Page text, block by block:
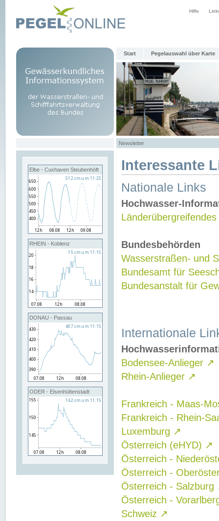
Hilfe
Start Pegelauswahl über Karte
Newsletter
Elbe - Cuxhaven Steubenhöft
RHEIN - Koblenz
DONAU - Passau
ODER - Eisenhüttenstadt
Interessante
Nationale Links
Hochwasser-
Bundesbehörden
Wasserstraßen- und
Bundesamt für
Bundesanstalt für
Internationale
Bodensee-Anlieger ↗
Rhein-Anlieger ↗
Frankreich - Maas-
Frankreich - Rhein-
Luxemburg ↗
Österreich (eHYD) ↗
Österreich -
Österreich -
Österreich - Salzburg
Österreich -
Schweiz ↗